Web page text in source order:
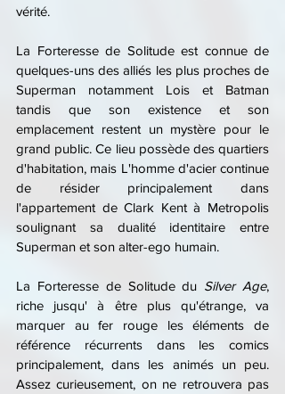
vérité.
La Forteresse de Solitude est connue de
quelques-uns des alliés les plus proches de
Superman notamment Lois et Batman
tandis que son existence et son
emplacement restent un mystère pour le
grand public. Ce lieu possède des quartiers
d'habitation, mais L'homme d'acier continue
de résider principalement dans
l'appartement de Clark Kent à Metropolis
soulignant sa dualité identitaire entre
Superman et son alter-ego humain.
La Forteresse de Solitude du Silver Age,
riche jusqu' à être plus qu'étrange, va
marquer au fer rouge les éléments de
référence récurrents dans les comics
principalement, dans les animés un peu.
Assez curieusement, on ne retrouvera pas